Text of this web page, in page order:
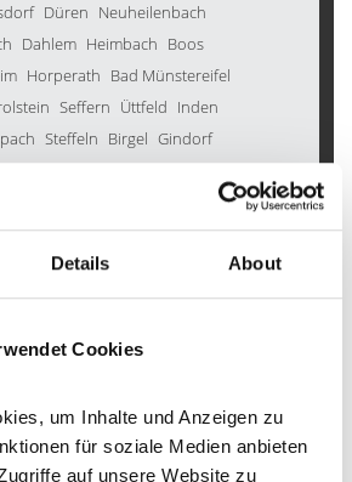
Details About
Cookies
um Inhalte und Anzeigen zu
für soziale Medien anbieten
auf unsere Website zu
Düren Neuheilenbach
Dahlem Heimbach Boos
Horperath Bad Münstereifel
Seffern Üttfeld Inden
Steffeln Birgel Gindorf
Ellscheid Kradenbach Zülpich
Malberg Wiesbaum Immerath
Brockscheid Oberehe-Stroheich
Scheid Eckfeld Morbach Kerpen
Mayen Bleckhausen
Reuth Hinterweiler Gondenbrett
Schleiden Wallenborn